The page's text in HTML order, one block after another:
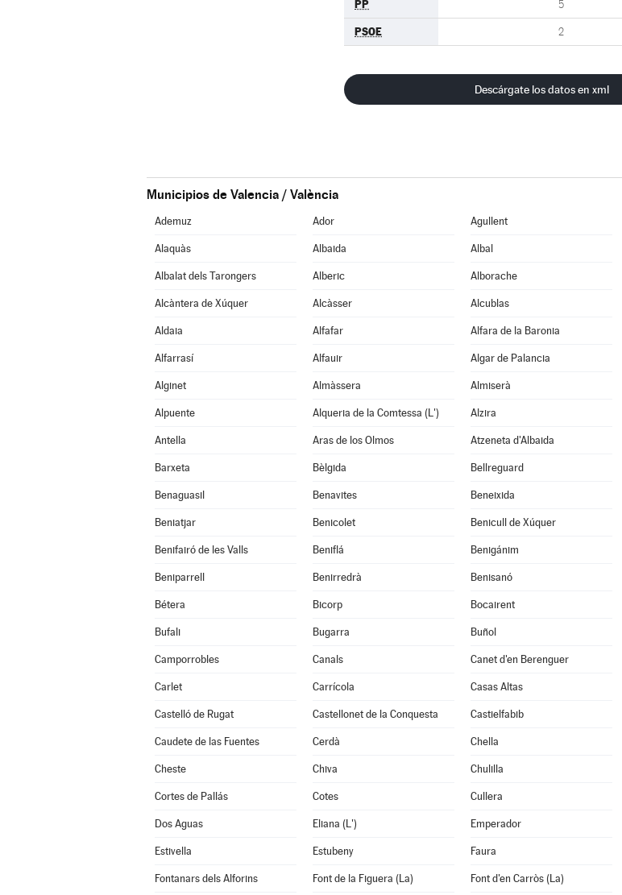
PP 5
PSOE 2
Descárgate los datos en xml
Municipios de Valencia / València
Ademuz Ador Agullent
Alaquàs Albaida Albal
Albalat dels Tarongers Alberic Alborache
Alcàntera de Xúquer Alcàsser Alcublas
Aldaia Alfafar Alfara de la Baronia
Alfarrasí Alfauir Algar de Palancia
Alginet Almàssera Almiserà
Alpuente Alqueria de la Comtessa (L') Alzira
Antella Aras de los Olmos Atzeneta d'Albaida
Barxeta Bèlgida Bellreguard
Benaguasil Benavites Beneixida
Beniatjar Benicolet Benicull de Xúquer
Benifairó de les Valls Beniflá Benigánim
Beniparrell Benirredrà Benisanó
Bétera Bicorp Bocairent
Bufali Bugarra Buñol
Camporrobles Canals Canet d'en Berenguer
Carlet Carrícola Casas Altas
Castelló de Rugat Castellonet de la Conquesta Castielfabib
Caudete de las Fuentes Cerdà Chella
Cheste Chiva Chulilla
Cortes de Pallás Cotes Cullera
Dos Aguas Eliana (L') Emperador
Estivella Estubeny Faura
Fontanars dels Alforins Font de la Figuera (La) Font d'en Carròs (La)